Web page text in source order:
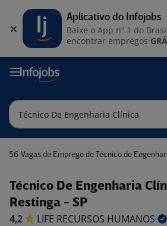
56 Vagas de Emprego de Técnico de
Técnico De Engenharia
Restinga - SP
4,2 LIFE RECURSOS HUMANOS
Aplicativo do Infojobs
Baixe o App nº 1 do
encontrar empregos